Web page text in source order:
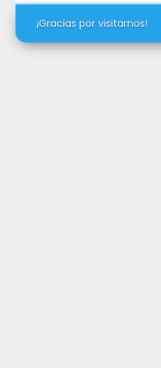
¡Gracias por visitarnos!